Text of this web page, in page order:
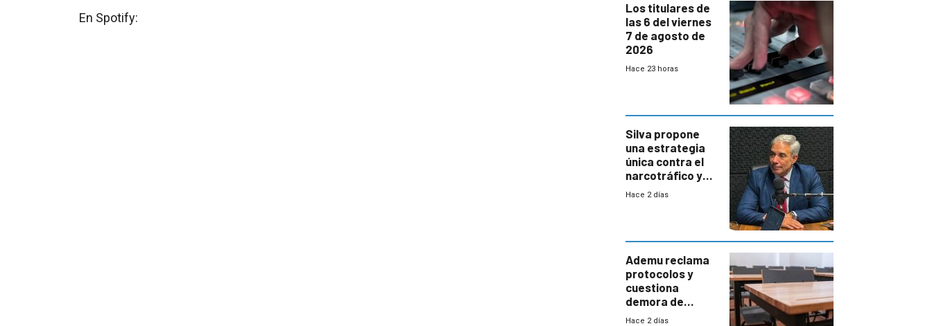
En Spotify:
Los titulares de
las 6 del viernes
7 de agosto de
2026
Hace 23 horas
Silva propone
una estrategia
única contra el
narcotráfico y
mayor
Hace 2 días
Ademu reclama
protocolos y
cuestiona
demora de
Primaria ante
Hace 2 días